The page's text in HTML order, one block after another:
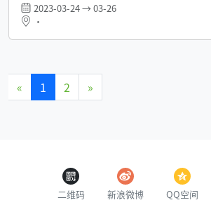
2023-03-24 → 03-26
•
« 1 2 »
二维码 新浪微博 QQ空间